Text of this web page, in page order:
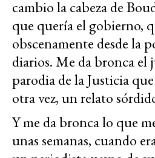
cambio la cabeza de
que quería el gobierno,
obscenamente desde la
diarios. Me da bronca el
parodia de la Justicia
otra vez, un relato
Y me da bronca lo que
unas semanas, cuando